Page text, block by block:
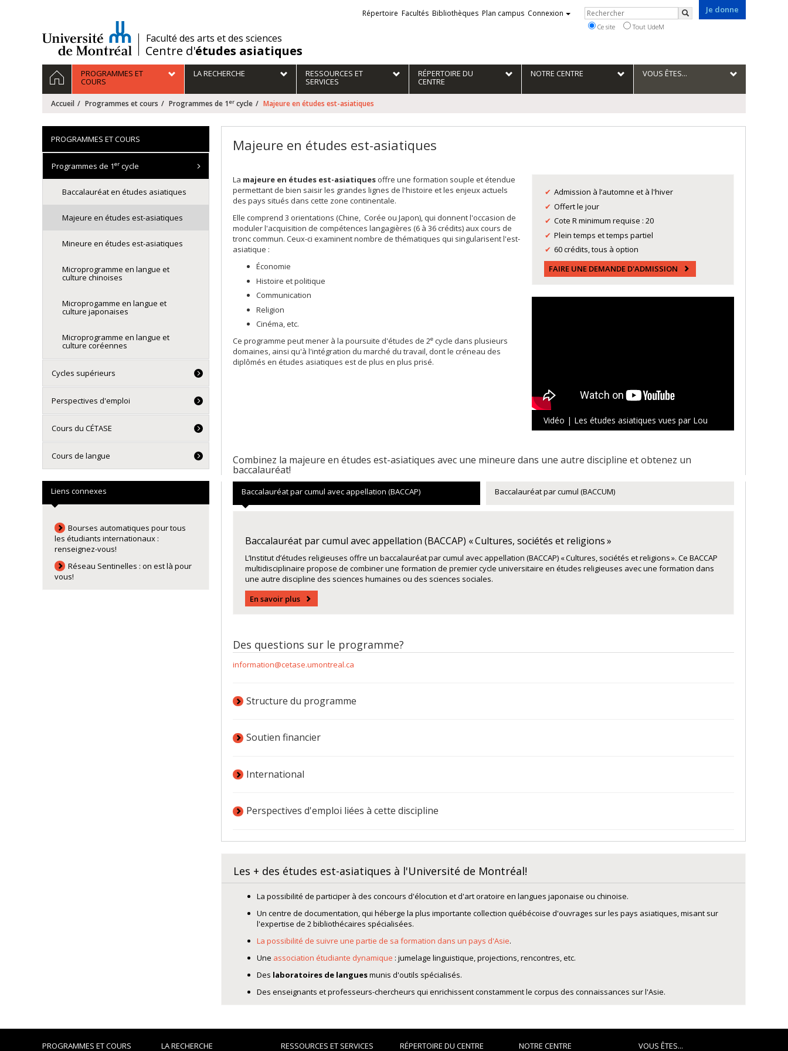
/Faculté des arts et des sciences
Centre d'études asiatiques
Je donne
Liens
externes
Répertoire Facultés Bibliothèques Plan campus Connexion Rechercher
Rechercher
Ce site Tout UdeM
Navigation
principale
ACCUEILPROGRAMMES ET
COURS
LA RECHERCHE RESSOURCES ET
SERVICES
RÉPERTOIRE DU
CENTRE
NOTRE CENTRE VOUS ÊTES...
Accueil Programmes et cours Programmes de 1er cycle Majeure en études est-asiatiques
Majeure en études est-asiatiques
La majeure en études est-asiatiques offre une formation souple et étendue
permettant de bien saisir les grandes lignes de l'histoire et les enjeux actuels
des pays situés dans cette zone continentale.
Elle comprend 3 orientations (Chine, Corée ou Japon), qui donnent l'occasion de
moduler l'acquisition de compétences langagières (6 à 36 crédits) aux cours de
tronc commun. Ceux-ci examinent nombre de thématiques qui singularisent l'est-
asiatique :
Économie
Histoire et politique
Communication
Religion
Cinéma, etc.
Ce programme peut mener à la poursuite d'études de 2e cycle dans plusieurs
domaines, ainsi qu'à l'intégration du marché du travail, dont le créneau des
diplômés en études asiatiques est de plus en plus prisé.
Admission à l’automne et à l'hiver
Offert le jour
Cote R minimum requise : 20
Plein temps et temps partiel
60 crédits, tous à option
FAIRE UNE DEMANDE D'ADMISSION
Vidéo | Les études asiatiques vues par Lou
Combinez la majeure en études est-asiatiques avec une mineure dans une autre discipline et obtenez un
baccalauréat!
Baccalauréat par cumul avec appellation (BACCAP) Baccalauréat par cumul (BACCUM)
Baccalauréat par cumul avec appellation (BACCAP) « Cultures, sociétés et religions »
L’Institut d’études religieuses offre un baccalauréat par cumul avec appellation (BACCAP) « Cultures, sociétés et religions ». Ce BACCAP
multidisciplinaire propose de combiner une formation de premier cycle universitaire en études religieuses avec une formation dans
une autre discipline des sciences humaines ou des sciences sociales.
En savoir plus
Des questions sur le programme?
information@cetase.umontreal.ca
Structure du programme
Soutien financier
International
Perspectives d'emploi liées à cette discipline
Les + des études est-asiatiques à l'Université de Montréal!
La possibilité de participer à des concours d'élocution et d'art oratoire en langues japonaise ou chinoise.
Un centre de documentation, qui héberge la plus importante collection québécoise d'ouvrages sur les pays asiatiques, misant sur
l'expertise de 2 bibliothécaires spécialisées.
La possibilité de suivre une partie de sa formation dans un pays d'Asie.
Une association étudiante dynamique : jumelage linguistique, projections, rencontres, etc.
Des laboratoires de languesmunis d'outils spécialisés.
Des enseignants et professeurs-chercheurs qui enrichissent constamment le corpus des connaissances sur l'Asie.
PROGRAMMES ET COURS
Programmes de 1er cycle
Baccalauréat en études asiatiques
Majeure en études est-asiatiques
Mineure en études est-asiatiques
Microprogramme en langue et
culture chinoises
Microprogamme en langue et
culture japonaises
Microprogramme en langue et
culture coréennes
Cycles supérieurs
Perspectives d'emploi
Cours du CÉTASE
Cours de langue
Liens connexes
Bourses automatiques pour tous
les étudiants internationaux :
renseignez-vous!
Réseau Sentinelles : on est là pour
vous!
PROGRAMMES ET COURS LA RECHERCHE RESSOURCES ET SERVICES RÉPERTOIRE DU CENTRE NOTRE CENTRE VOUS ÊTES...